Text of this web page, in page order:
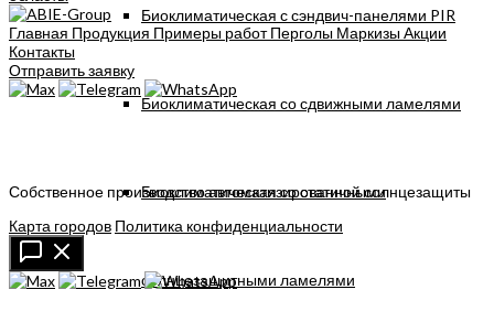
Биоклиматическая с сэндвич-панелями PIR
Биоклиматическая со сдвижными ламелями
Биоклиматическая со статичными
солнцезащитными ламелями
Главная Продукция Примеры работПерголы МаркизыАкции
Контакты
Отправить заявку
Собственное производство автоматизированной солнцезащиты
Карта городов Политика конфиденциальности